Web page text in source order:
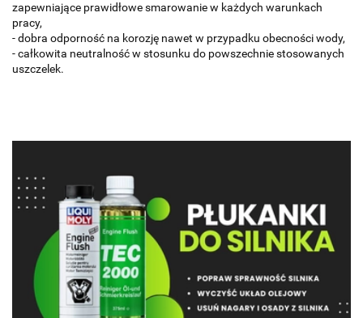
zapewniające prawidłowe smarowanie w każdych warunkach
pracy,
- dobra odporność na korozję nawet w przypadku obecności wody,
- całkowita neutralność w stosunku do powszechnie stosowanych
uszczelek.